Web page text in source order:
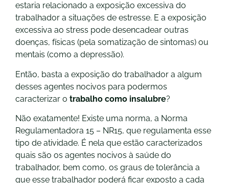
estaria relacionado a exposição excessiva do
trabalhador a situações de estresse. E a exposição
excessiva ao stress pode desencadear outras
doenças, físicas (pela somatização de sintomas) ou
mentais (como a depressão).
Então, basta a exposição do trabalhador a algum
desses agentes nocivos para podermos
caracterizar o trabalho como insalubre?
Não exatamente! Existe uma norma, a Norma
Regulamentadora 15 – NR15, que regulamenta esse
tipo de atividade. É nela que estão caracterizados
quais são os agentes nocivos à saúde do
trabalhador, bem como, os graus de tolerância a
que esse trabalhador poderá ficar exposto a cada